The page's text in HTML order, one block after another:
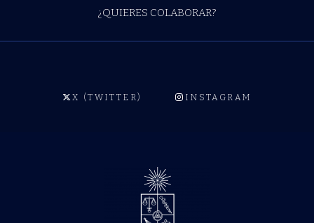
¿QUIERES COLABORAR?
X (TWITTER) INSTAGRAM